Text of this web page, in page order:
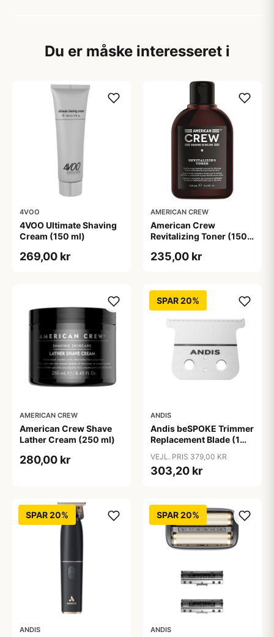
Du er måske interesseret i
4VOO
4VOO Ultimate Shaving
Cream (150 ml)
269,00 kr
AMERICAN CREW
American Crew
Revitalizing Toner (150
235,00 kr
AMERICAN CREW
American Crew Shave
Lather Cream (250 ml)
280,00 kr
SPAR 20%
ANDIS
Andis beSPOKE Trimmer
Replacement Blade (1
VEJL. PRIS 379,00 KR
303,20 kr
SPAR 20%
ANDIS
SPAR 20%
ANDIS